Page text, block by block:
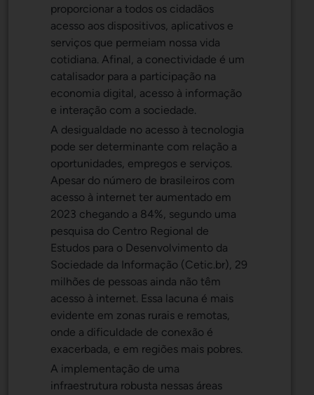
proporcionar a todos os cidadãos
acesso aos dispositivos, aplicativos e
serviços que permeiam nossa vida
cotidiana. Afinal, a conectividade é um
catalisador para a participação na
economia digital, acesso à informação
e interação com a sociedade.
A desigualdade no acesso à tecnologia
pode ser determinante com relação a
oportunidades, empregos e serviços.
Apesar do número de brasileiros com
acesso à internet ter aumentado em
2023 chegando a 84%, segundo uma
pesquisa do Centro Regional de
Estudos para o Desenvolvimento da
Sociedade da Informação (Cetic.br), 29
milhões de pessoas ainda não têm
acesso à internet. Essa lacuna é mais
evidente em zonas rurais e remotas,
onde a dificuldade de conexão é
exacerbada, e em regiões mais pobres.
A implementação de uma
infraestrutura robusta nessas áreas